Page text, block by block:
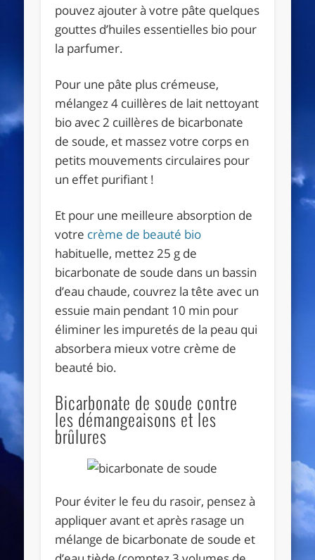
pouvez ajouter à votre pâte quelques
gouttes d’huiles essentielles bio pour
la parfumer.
Pour une pâte plus crémeuse,
mélangez 4 cuillères de lait nettoyant
bio avec 2 cuillères de bicarbonate
de soude, et massez votre corps en
petits mouvements circulaires pour
un effet purifiant !
Et pour une meilleure absorption de
votre crème de beauté bio
habituelle, mettez 25 g de
bicarbonate de soude dans un bassin
d’eau chaude, couvrez la tête avec un
essuie main pendant 10 min pour
éliminer les impuretés de la peau qui
absorbera mieux votre crème de
beauté bio.
Bicarbonate de soude contre
les démangeaisons et les
brûlures
Pour éviter le feu du rasoir, pensez à
appliquer avant et après rasage un
mélange de bicarbonate de soude et